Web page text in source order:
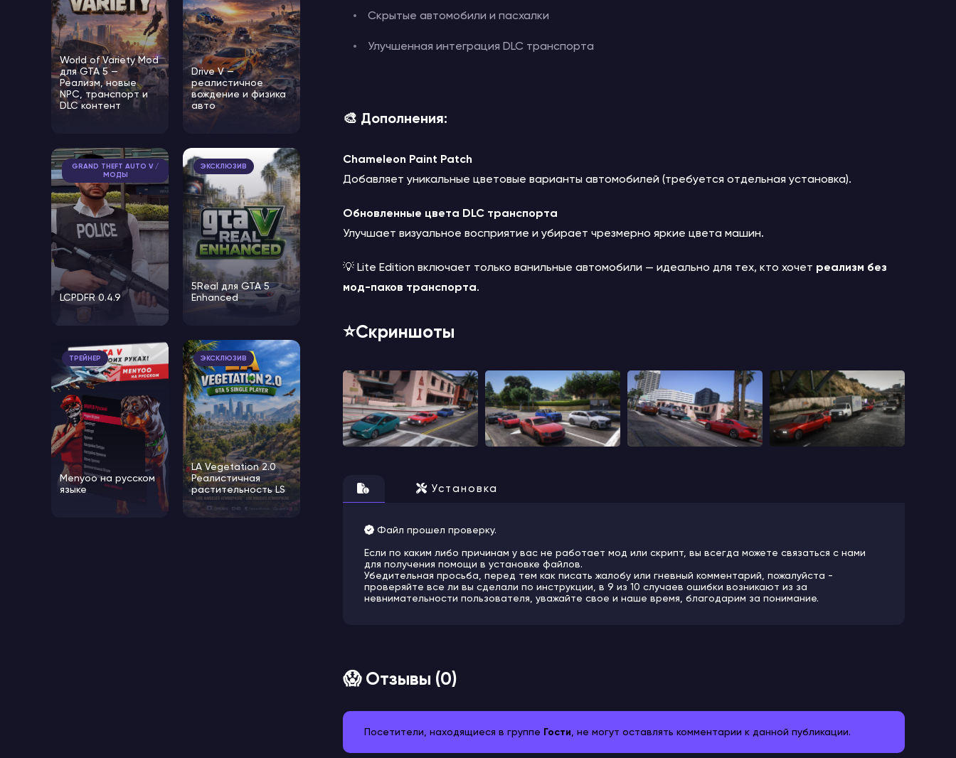
World of Variety Mod
для GTA 5 —
Реализм, новые
NPC, транспорт и
DLC контент
Drive V —
реалистичное
вождение и физика
авто
GRAND THEFT AUTO V /
МОДЫ
LCPDFR 0.4.9
ЭКСКЛЮЗИВ
5Real для GTA 5
Enhanced
ТРЕЙНЕР
Menyoo на русском
языке
ЭКСКЛЮЗИВ
LA Vegetation 2.0
Реалистичная
растительность LS
Скрытые автомобили и пасхалки
Улучшенная интеграция DLC транспорта
🎨 Дополнения:
Chameleon Paint Patch
Добавляет уникальные цветовые варианты автомобилей (требуется отдельная установка).
Обновленные цвета DLC транспорта
Улучшает визуальное восприятие и убирает чрезмерно яркие цвета машин.
💡 Lite Edition включает только ванильные автомобили — идеально для тех, кто хочет реализм без
мод-паков транспорта.
⭐️Скриншоты
Установка
Файл прошел проверку.
Если по каким либо причинам у вас не работает мод или скрипт, вы всегда можете связаться с нами
для получения помощи в установке файлов.
Убедительная просьба, перед тем как писать жалобу или гневный комментарий, пожалуйста -
проверяйте все ли вы сделали по инструкции, в 9 из 10 случаев ошибки возникают из за
невнимательности пользователя, уважайте свое и наше время, благодарим за понимание.
😱 Отзывы (0)
Посетители, находящиеся в группе Гости , не могут оставлять комментарии к данной публикации.